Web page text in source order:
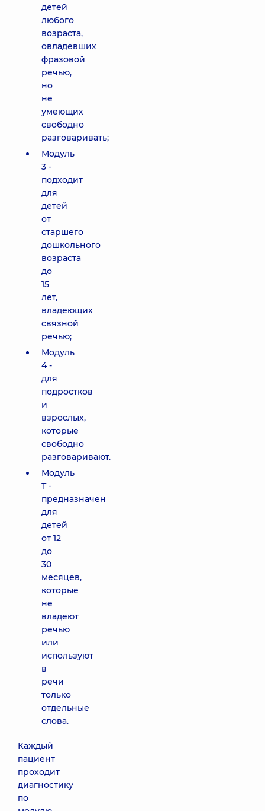
детей
любого
возраста,
овладевших
фразовой
речью,
но
не
умеющих
свободно
разговаривать;
Модуль
3 -
подходит
для
детей
от
старшего
дошкольного
возраста
до
15
лет,
владеющих
связной
речью;
Модуль
4 -
для
подростков
и
взрослых,
которые
свободно
разговаривают.
Модуль
Т -
предназначен
для
детей
от 12
до
30
месяцев,
которые
не
владеют
речью
или
используют
в
речи
только
отдельные
слова.
Каждый
пациент
проходит
диагностику
по